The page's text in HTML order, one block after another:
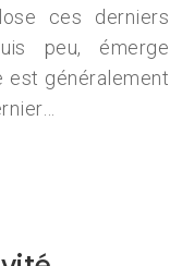
ces derniers
peu, émerge
est généralement